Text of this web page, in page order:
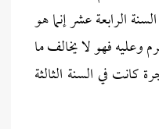
الرابعة عشر إنما هو
وعليه فهو لا يخالف ما
كانت في السنة الثالثة